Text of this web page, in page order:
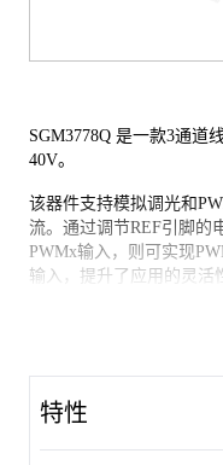
SGM3778Q 是一款3通道
40V。
该器件支持模拟调光和
流。通过调节REF引脚的
PWMx输入，则可实现
输入，提升了应用的灵活
护、开路负载保护、电
特性